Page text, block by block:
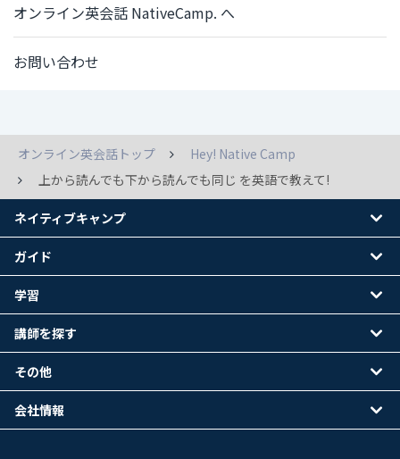
オンライン英会話 NativeCamp. へ
お問い合わせ
オンライン英会話トップ
Hey! Native Camp
上から読んでも下から読んでも同じ を英語で教えて!
ネイティブキャンプ
ガイド
学習
講師を探す
その他
会社情報